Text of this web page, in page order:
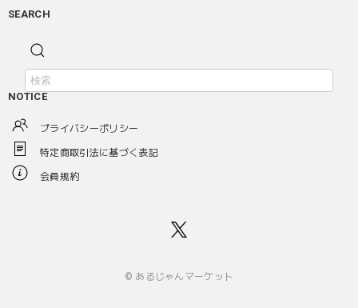
SEARCH
NOTICE
プライバシーポリシー
特定商取引法に基づく表記
会員規約
© あるじゃんマーケット